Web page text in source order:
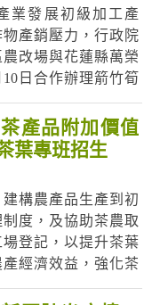
業發展初級加工產
產銷壓力，行政院
改場與花蓮縣萬榮
日合作辦理箭竹筍
部落族人及臨近鄉
盛舉，協助部落農
調節。 花蓮農改場
榮鄉箭竹筍面積佔
重要的產業，為因
產品附加價值
葉專班招生
構農產品生產到初
度，及協助茶農取
登記，以提升茶葉
經濟效益，強化茶
農產管理相關法規